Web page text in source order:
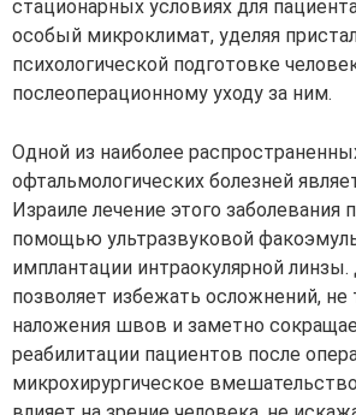
стационарных условиях для
особый микроклимат, уделяя
психологической подготовке
послеоперационному уходу за ним.
Одной из наиболее
офтальмологических болезней
Израиле лечение этого заболевания
помощью ультразвуковой
имплантации интраокулярной
позволяет избежать осложнений, не
наложения швов и заметно
реабилитации пациентов после
микрохирургическое